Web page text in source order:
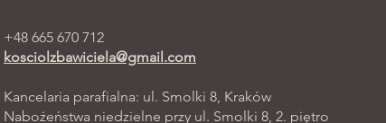
+48 665 670 712
kosciolzbawiciela@gmail.com
Kancelaria parafialna: ul. Smolki 8, Kraków
Nabożeństwa niedzielne przy ul. Smolki 8, 2. piętro